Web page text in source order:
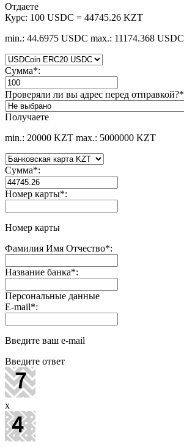
Отдаете
Курс: 100 USDC = 44745.26 KZT
min.: 44.6975 USDC max.: 11174.368 USDC
Сумма*:
Проверяли ли вы адрес перед отправкой?*
Получаете
min.: 20000 KZT max.: 5000000 KZT
Сумма*:
Номер карты*:
Номер карты
Фамилия Имя Отчество*:
Название банка*:
Персональные данные
E-mail*:
Введите ваш e-mail
Введите ответ
x